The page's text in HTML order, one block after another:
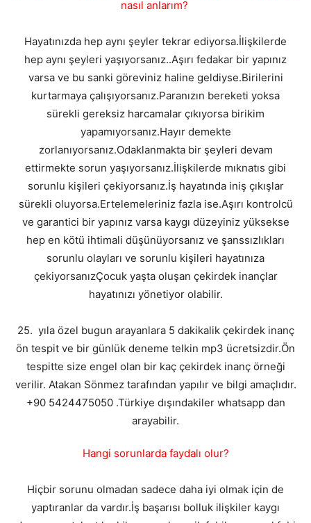
nasıl anlarım?
Hayatınızda hep aynı şeyler tekrar ediyorsa.İlişkilerde
hep aynı şeyleri yaşıyorsanız..Aşırı fedakar bir yapınız
varsa ve bu sanki göreviniz haline geldiyse.Birilerini
kurtarmaya çalışıyorsanız.Paranızın bereketi yoksa
sürekli gereksiz harcamalar çıkıyorsa birikim
yapamıyorsanız.Hayır demekte
zorlanıyorsanız.Odaklanmakta bir şeyleri devam
ettirmekte sorun yaşıyorsanız.İlişkilerde mıknatıs gibi
sorunlu kişileri çekiyorsanız.İş hayatında iniş çıkışlar
sürekli oluyorsa.Ertelemeleriniz fazla ise.Aşırı kontrolcü
ve garantici bir yapınız varsa kaygı düzeyiniz yüksekse
hep en kötü ihtimali düşünüyorsanız ve şanssızlıkları
sorunlu olayları ve sorunlu kişileri hayatınıza
çekiyorsanızÇocuk yaşta oluşan çekirdek inançlar
hayatınızı yönetiyor olabilir.
25. yıla özel bugun arayanlara 5 dakikalik çekirdek inanç
ön tespit ve bir günlük deneme telkin mp3 ücretsizdir.Ön
tespitte size engel olan bir kaç çekirdek inanç örneği
verilir. Atakan Sönmez tarafından yapılır ve bilgi amaçlıdır.
+90 5424475050 .Türkiye dışındakiler whatsapp dan
arayabilir.
Hangi sorunlarda faydalı olur?
Hiçbir sorunu olmadan sadece daha iyi olmak için de
yaptıranlar da vardır.İş başarısı bolluk ilişkiler kaygı